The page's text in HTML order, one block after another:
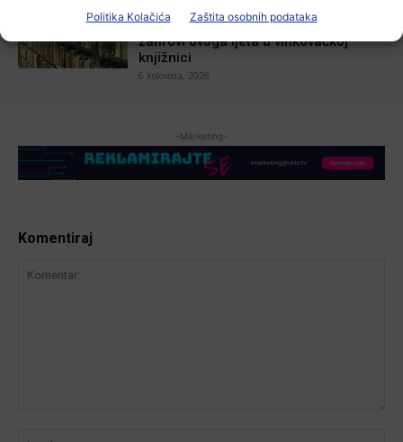
Politika Kolačića Zaštita osobnih podataka
Krimići, trileri, ljubavne priče i
povijesna fikcija najtraženiji su
žanrovi ovoga ljeta u vinkovačkoj
knjižnici
6 kolovoza, 2026
-Marketing-
Komentiraj